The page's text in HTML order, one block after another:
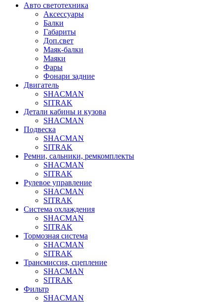
Авто светотехника
Аксессуары
Балки
Габариты
Доп.свет
Маяк-балки
Маяки
Фары
Фонари задние
Двигатель
SHACMAN
SITRAK
Детали кабины и кузова
SHACMAN
Подвеска
SHACMAN
SITRAK
Ремни, сальники, ремкомплекты
SHACMAN
SITRAK
Рулевое управление
SHACMAN
SITRAK
Система охлаждения
SHACMAN
SITRAK
Тормозная система
SHACMAN
SITRAK
Трансмиссия, сцепление
SHACMAN
SITRAK
Фильтр
SHACMAN